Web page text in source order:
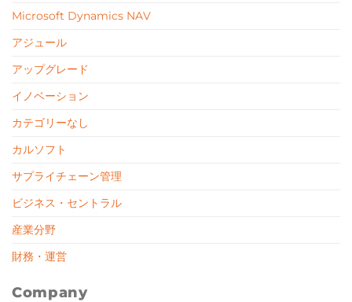
Microsoft Dynamics NAV
アジュール
アップグレード
イノベーション
カテゴリーなし
カルソフト
サプライチェーン管理
ビジネス・セントラル
産業分野
財務・運営
Company